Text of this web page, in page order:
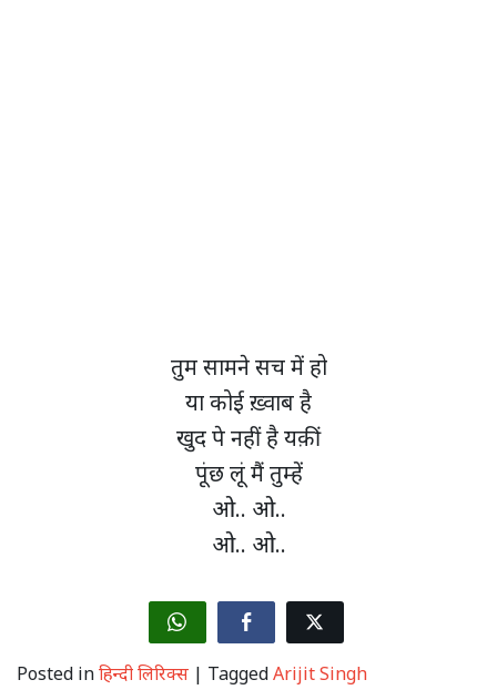
तुम सामने सच में हो
या कोई ख़्वाब है
खुद पे नहीं है यक़ीं
पूंछ लूं मैं तुम्हें
ओ.. ओ..
ओ.. ओ..
Posted inहिन्दी लिरिक्स | TaggedArijit Singh